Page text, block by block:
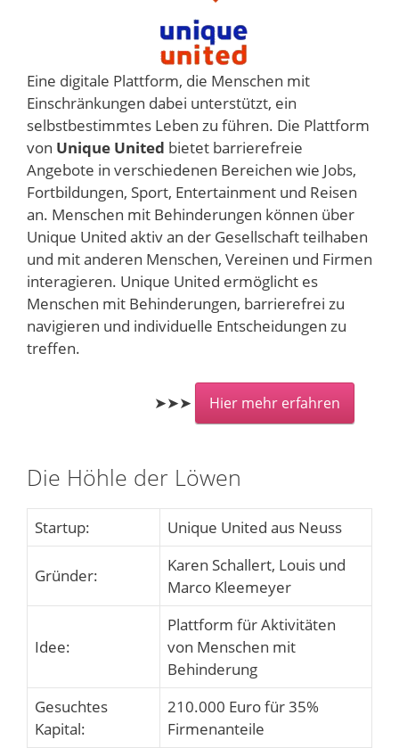
Eine digitale Plattform, die Menschen mit
Einschränkungen dabei unterstützt, ein
selbstbestimmtes Leben zu führen. Die Plattform
von Unique United bietet barrierefreie
Angebote in verschiedenen Bereichen wie Jobs,
Fortbildungen, Sport, Entertainment und Reisen
an. Menschen mit Behinderungen können über
Unique United aktiv an der Gesellschaft teilhaben
und mit anderen Menschen, Vereinen und Firmen
interagieren. Unique United ermöglicht es
Menschen mit Behinderungen, barrierefrei zu
navigieren und individuelle Entscheidungen zu
treffen.
➤➤➤ Hier mehr erfahren
Die Höhle der Löwen
Startup: Unique United aus Neuss
Gründer:
Karen Schallert, Louis und
Marco Kleemeyer
Idee:
Plattform für Aktivitäten
von Menschen mit
Behinderung
Gesuchtes
Kapital:
210.000 Euro für 35%
Firmenanteile